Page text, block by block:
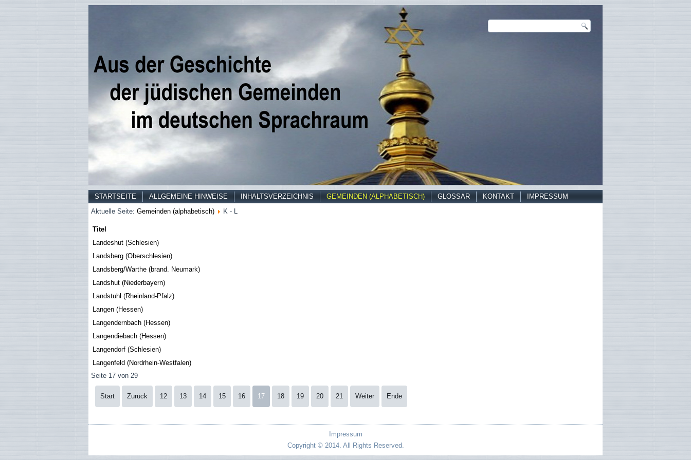
STARTSEITE ALLGEMEINE HINWEISE INHALTSVERZEICHNIS GEMEINDEN (ALPHABETISCH) GLOSSAR KONTAKT
IMPRESSUM
Aktuelle Seite: Gemeinden (alphabetisch) K - L
Titel
Landeshut (Schlesien)
Landsberg (Oberschlesien)
Landsberg/Warthe (brand. Neumark)
Landshut (Niederbayern)
Landstuhl (Rheinland-Pfalz)
Langen (Hessen)
Langendernbach (Hessen)
Langendiebach (Hessen)
Langendorf (Schlesien)
Langenfeld (Nordrhein-Westfalen)
Seite 17 von 29
Start Zurück 12 13 14 15 16 17 18 19 20 21 Weiter Ende
Impressum
Copyright © 2014. All Rights Reserved.